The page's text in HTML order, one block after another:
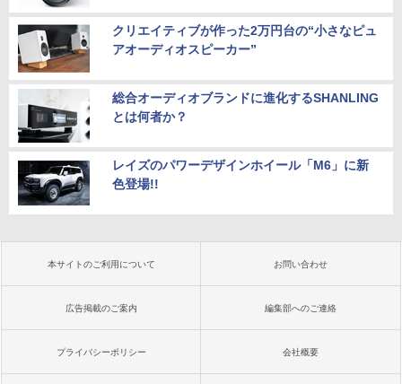
クリエイティブが作った2万円台の“小さなピュ
アオーディオスピーカー”
総合オーディオブランドに進化するSHANLING
とは何者か？
レイズのパワーデザインホイール「M6」に新
色登場!!
本サイトのご利用について お問い合わせ
広告掲載のご案内 編集部へのご連絡
プライバシーポリシー 会社概要